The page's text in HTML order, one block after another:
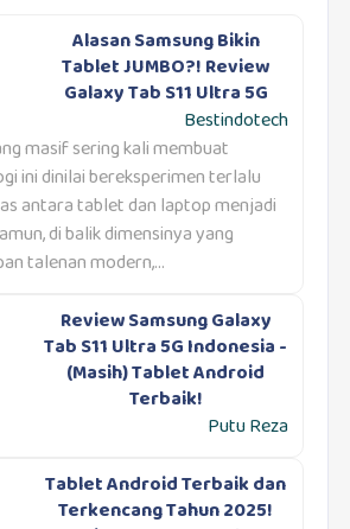
Alasan Samsung Bikin
Tablet JUMBO?! Review
Galaxy Tab S11 Ultra 5G
Bestindotech
masif sering kali membuat
ini dinilai bereksperimen terlalu
antara tablet dan laptop menjadi
di balik dimensinya yang
talenan modern,...
Review Samsung Galaxy
Tab S11 Ultra 5G Indonesia -
(Masih) Tablet Android
Terbaik!
Putu Reza
Tablet Android Terbaik dan
Terkencang Tahun 2025!